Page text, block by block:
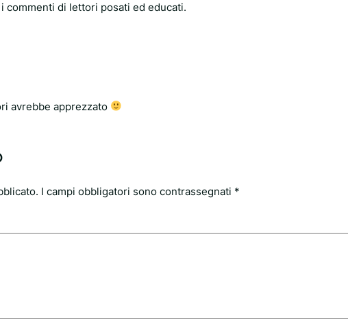
commenti di lettori posati ed educati.
avrebbe apprezzato
I campi obbligatori sono contrassegnati *